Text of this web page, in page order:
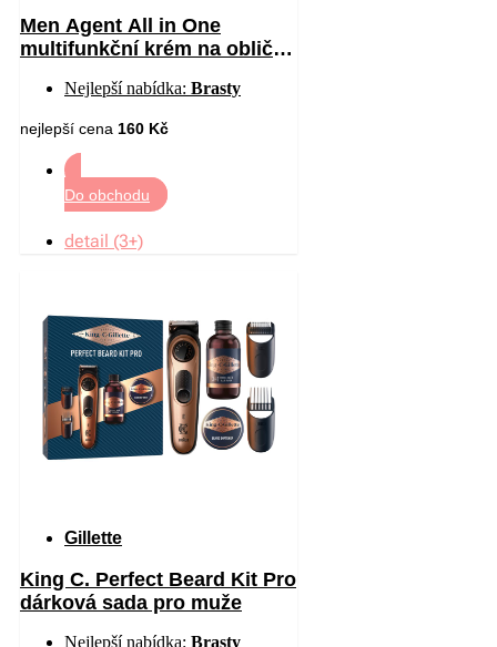
Men Agent All in One
multifunkční krém na obličej
Nejlepší nabídka: Brasty
nejlepší cena 160 Kč
Do obchodu
detail (3+)
Gillette
King C. Perfect Beard Kit Pro
dárková sada pro muže
Nejlepší nabídka: Brasty